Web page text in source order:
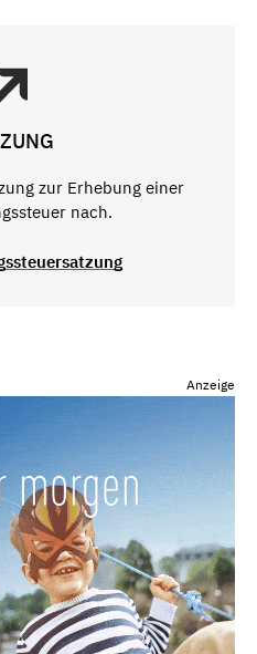
zur Erhebung einer
nach.
Anzeige